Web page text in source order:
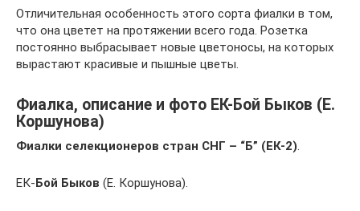
Отличительная особенность этого сорта фиалки в том,
что она цветет на протяжении всего года. Розетка
постоянно выбрасывает новые цветоносы, на которых
вырастают красивые и пышные цветы.
Фиалка, описание и фото ЕК-Бой Быков (Е.
Коршунова)
Фиалки селекционеров стран СНГ – “Б” (ЕК-2)
ЕК-Бой Быков (Е. Коршунова).